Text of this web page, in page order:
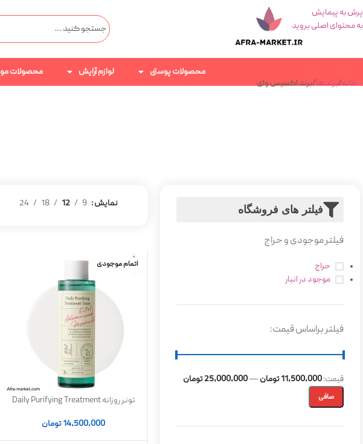
پرش به پیمایش
به محتوای اصلی بروید
محصولات پوستی لوازم آرایش محصولات مو
خانه برند ها برند اکسیس وای
فیلتر های فروشگاه
فیلتر موجودی و حراج
حراج
موجود در انبار
فیلتر براساس قیمت:
صافی
قيمت:11,500,000 تومان —25,000,000 تومان
نمایش 9
12
18
24
اتمام موجودی
تونر روزانه Daily Purifying Treatment
14,500,000تومان